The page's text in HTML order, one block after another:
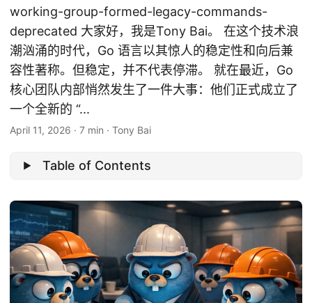
working-group-formed-legacy-commands-
deprecated 大家好，我是Tony Bai。 在这个技术浪
潮汹涌的时代，Go 语言以其惊人的稳定性和向后兼
容性著称。但稳定，并不代表停滞。 就在最近，Go
核心团队内部悄然发生了一件大事：他们正式成立了
一个全新的 “...
April 11, 2026 · 7 min · Tony Bai
Table of Contents